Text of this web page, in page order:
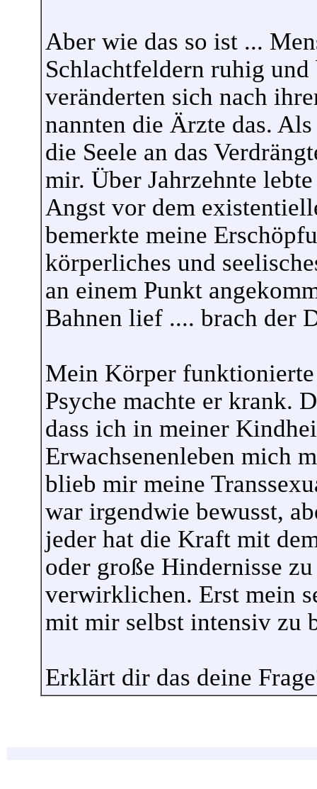
Aber wie das so ist ...
Schlachtfeldern ruhig und
veränderten sich nach
nannten die Ärzte das.
die Seele an das
mir. Über Jahrzehnte
Angst vor dem
bemerkte meine
körperliches und
an einem Punkt
Bahnen lief .... brach der
Mein Körper
Psyche machte er krank.
dass ich in meiner
Erwachsenenleben mich
blieb mir meine
war irgendwie bewusst,
jeder hat die Kraft mit
oder große Hindernisse
verwirklichen. Erst mein
mit mir selbst intensiv zu
Erklärt dir das deine